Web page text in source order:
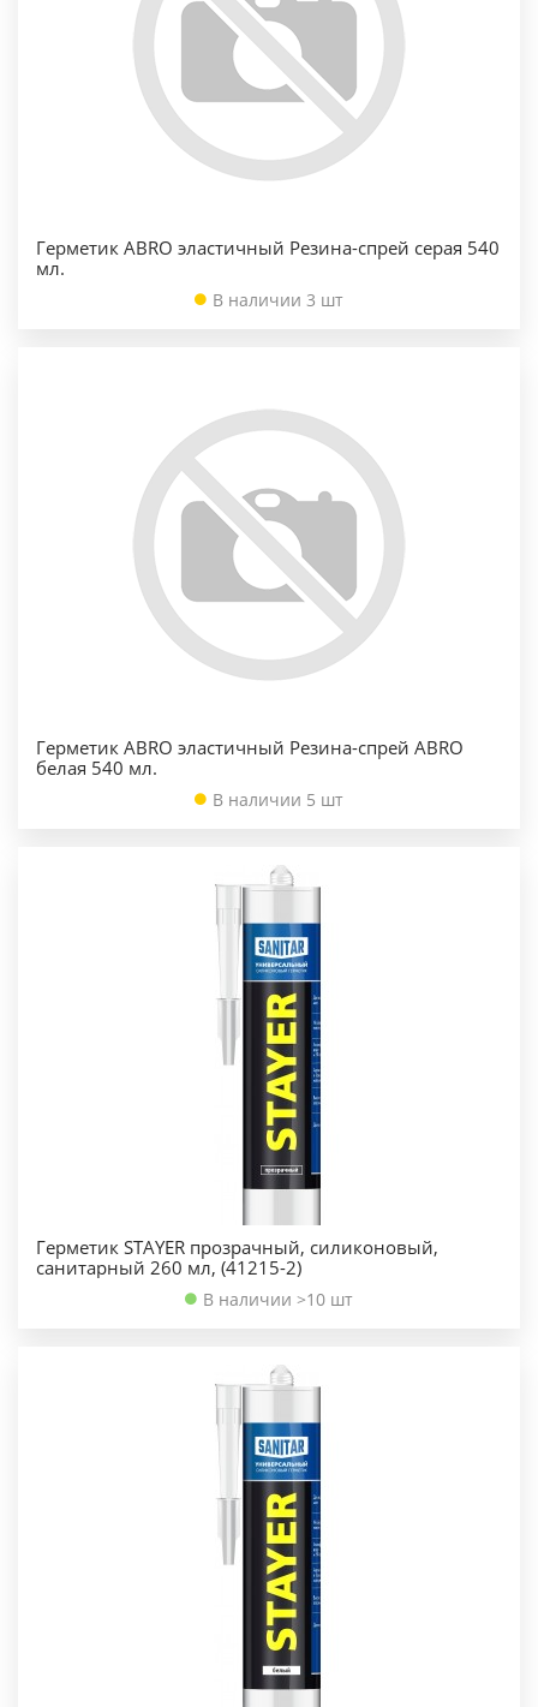
Герметик ABRO эластичный Резина-спрей серая 540
мл.
В наличии 3 шт
Герметик ABRO эластичный Резина-спрей ABRO
белая 540 мл.
В наличии 5 шт
Герметик STAYER прозрачный, силиконовый,
санитарный 260 мл, (41215-2)
В наличии >10 шт